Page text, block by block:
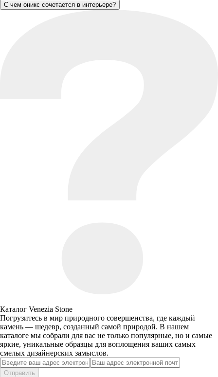
С чем оникс сочетается в интерьере?
Каталог Venezia Stone
Погрузитесь в мир природного совершенства, где каждый
камень — шедевр, созданный самой природой. В нашем
каталоге мы собрали для вас не только популярные, но и самые
яркие, уникальные образцы для воплощения ваших самых
смелых дизайнерских замыслов.
Отправить